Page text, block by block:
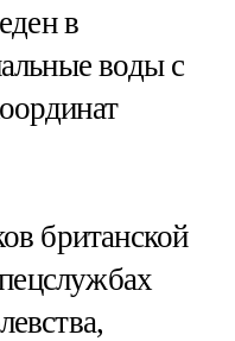
в
воды с
британской